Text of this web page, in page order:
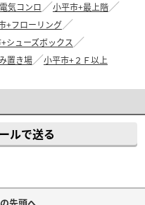
気コンロ
小平市+最上階
+フローリング
シューズボックス
置き場 小平市+２Ｆ以上
ルで送る